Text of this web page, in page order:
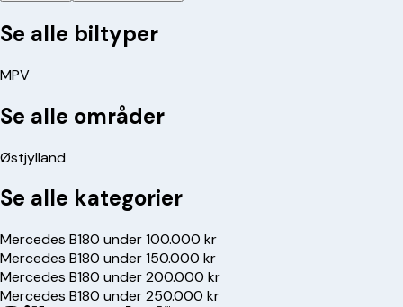
Se alle biltyper
MPV
Se alle områder
Østjylland
Se alle kategorier
Mercedes B180 under 100.000 kr
Mercedes B180 under 150.000 kr
Mercedes B180 under 200.000 kr
Mercedes B180 under 250.000 kr